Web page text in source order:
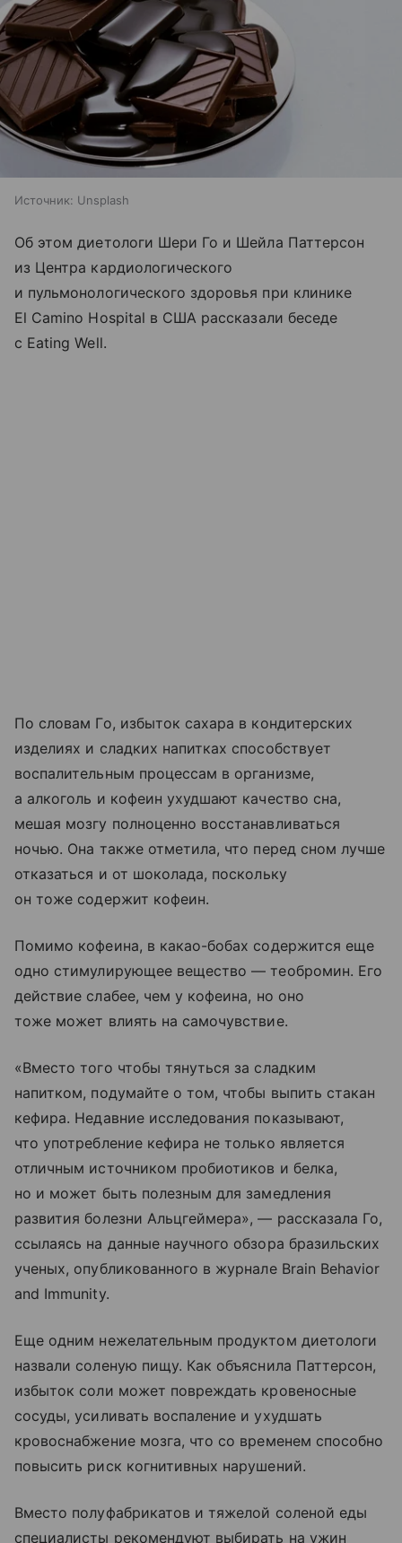
Источник: Unsplash
Об этом диетологи Шери Го и Шейла Паттерсон
из Центра кардиологического
и пульмонологического здоровья при клинике
El Camino Hospital в США рассказали беседе
с Eating Well.
По словам Го, избыток сахара в кондитерских
изделиях и сладких напитках способствует
воспалительным процессам в организме,
а алкоголь и кофеин ухудшают качество сна,
мешая мозгу полноценно восстанавливаться
ночью. Она также отметила, что перед сном лучше
отказаться и от шоколада, поскольку
он тоже содержит кофеин.
Помимо кофеина, в какао-бобах содержится еще
одно стимулирующее вещество — теобромин. Его
действие слабее, чем у кофеина, но оно
тоже может влиять на самочувствие.
«Вместо того чтобы тянуться за сладким
напитком, подумайте о том, чтобы выпить стакан
кефира. Недавние исследования показывают,
что употребление кефира не только является
отличным источником пробиотиков и белка,
но и может быть полезным для замедления
развития болезни Альцгеймера», — рассказала Го,
ссылаясь на данные научного обзора бразильских
ученых, опубликованного в журнале Brain Behavior
and Immunity.
Еще одним нежелательным продуктом диетологи
назвали соленую пищу. Как объяснила Паттерсон,
избыток соли может повреждать кровеносные
сосуды, усиливать воспаление и ухудшать
кровоснабжение мозга, что со временем способно
повысить риск когнитивных нарушений.
Вместо полуфабрикатов и тяжелой соленой еды
специалисты рекомендуют выбирать на ужин